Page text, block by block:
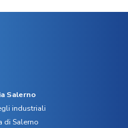
Salerno
industriali
di Salerno